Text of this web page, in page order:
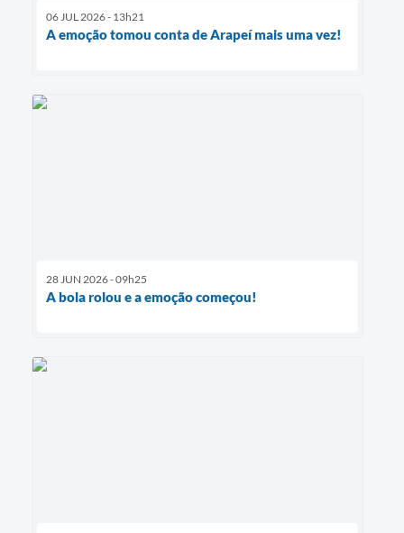
06 JUL 2026 - 13h21
A emoção tomou conta de Arapeí mais uma vez!
28 JUN 2026 - 09h25
A bola rolou e a emoção começou!